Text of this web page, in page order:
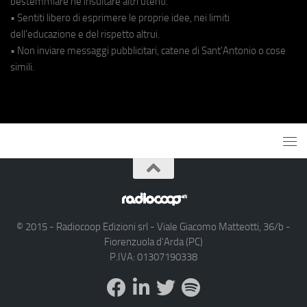
• Sentiti libero di esprimere le proprie idee, nei limiti
dell'educazione e del rispetto altrui.
• Non inviare messaggi pubblicitari, catene di Sant'Antonio o cose
simili.
© 2015 - Radiocoop Edizioni srl - Viale Giacomo Matteotti, 36/b -
Fiorenzuola d'Arda (PC)
P.IVA: 01307190338